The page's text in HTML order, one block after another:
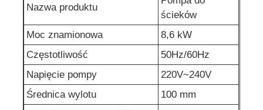
pompa wody ściekowej
Nazwa produktu
ścieków
Moc znamionowa
8,6 kW
Częstotliwość
50Hz/60Hz
Napięcie pompy
220V~240V
Średnica wylotu
100 mm